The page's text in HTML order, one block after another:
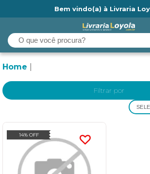
Bem vindo(a) à Livraria
Home
Filtrar por
14% OFF